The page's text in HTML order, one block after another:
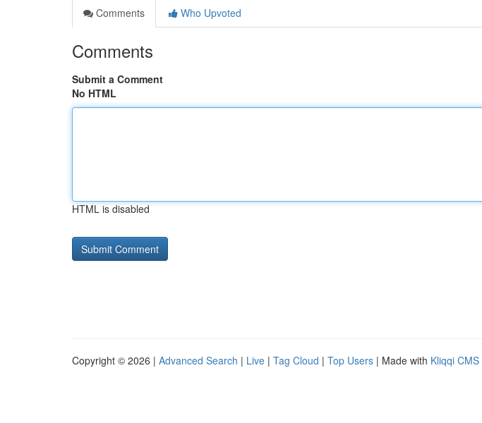
Comments
Who Upvoted
Comments
Submit a Comment
No HTML
HTML is disabled
Copyright © 2026 | Advanced Search | Live | Tag Cloud | Top Users | Made with Kliqqi CMS